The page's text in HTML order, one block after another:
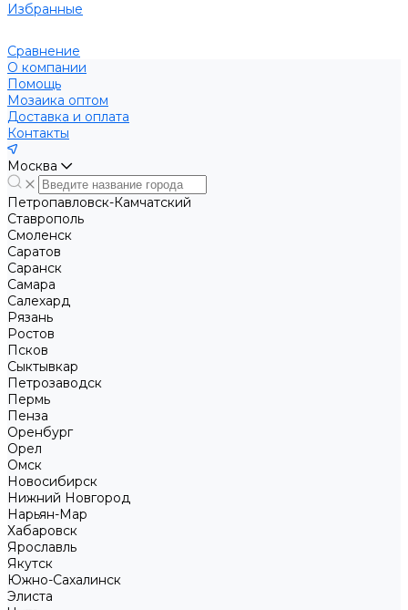
Избранные
Сравнение
О компании
Помощь
Мозаика оптом
Доставка и оплата
Контакты
Москва
Петропавловск-Камчатский
Ставрополь
Смоленск
Саратов
Саранск
Самара
Салехард
Рязань
Ростов
Псков
Сыктывкар
Петрозаводск
Пермь
Пенза
Оренбург
Орел
Омск
Новосибирск
Нижний Новгород
Нарьян-Мар
Хабаровск
Ярославль
Якутск
Южно-Сахалинск
Элиста